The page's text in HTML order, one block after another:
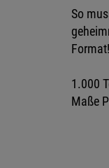
So
Format!
1.000
Maße